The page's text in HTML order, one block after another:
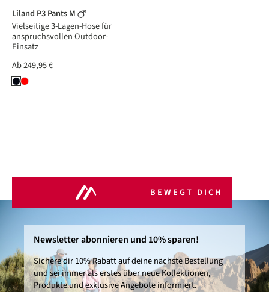
Liland P3 Pants M
Vielseitige 3-Lagen-Hose für
anspruchsvollen Outdoor-
Einsatz
Ab249,95 €
BEWEGT DICH
Newsletter abonnieren und 10% sparen!
Sichere dir 10% Rabatt auf deine nächste Bestellung
und sei immer als erstes über neue Kollektionen,
Produkte und exklusive Angebote informiert.